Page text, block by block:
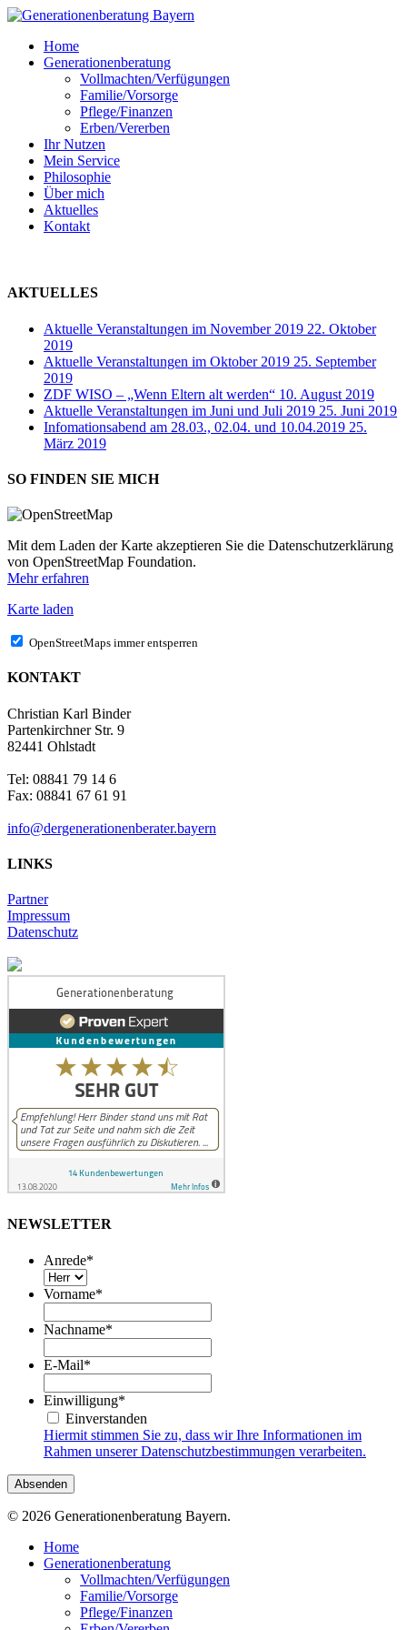
Skip
main
content
Menu
Home
Generationenberatung
Vollmachten/Verfügungen
Familie/Vorsorge
Pflege/Finanzen
Erben/Vererben
Ihr Nutzen
Mein Service
Philosophie
Über mich
Aktuelles
Kontakt
AKTUELLES
Aktuelle Veranstaltungen im November 2019 22. Oktober
2019
Aktuelle Veranstaltungen im Oktober 2019 25. September
2019
ZDF WISO – „Wenn Eltern alt werden“ 10. August 2019
Aktuelle Veranstaltungen im Juni und Juli 2019 25. Juni 2019
Infomationsabend am 28.03., 02.04. und 10.04.2019 25.
März 2019
SO FINDEN SIE MICH
Mit dem Laden der Karte akzeptieren Sie die Datenschutzerklärung
von OpenStreetMap Foundation.
Mehr erfahren
Karte laden
OpenStreetMaps immer entsperren
KONTAKT
Christian Karl Binder
Partenkirchner Str. 9
82441 Ohlstadt
Tel: 08841 79 14 6
Fax: 08841 67 61 91
info@dergenerationenberater.bayern
LINKS
Partner
Impressum
Datenschutz
NEWSLETTER
Anrede*
Vorname*
Nachname*
E-Mail*
Einwilligung*
Einverstanden
Hiermit stimmen Sie zu, dass wir Ihre Informationen im
Rahmen unserer Datenschutzbestimmungen verarbeiten.
© 2026 Generationenberatung Bayern.
Close
Menu
Home
Generationenberatung
Vollmachten/Verfügungen
Familie/Vorsorge
Pflege/Finanzen